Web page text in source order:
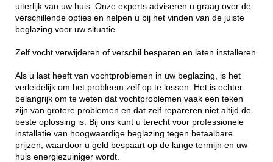
uiterlijk van uw huis. Onze experts adviseren u graag over de
verschillende opties en helpen u bij het vinden van de juiste
beglazing voor uw situatie.
Zelf vocht verwijderen of verschil besparen en laten installeren
Als u last heeft van vochtproblemen in uw beglazing, is het
verleidelijk om het probleem zelf op te lossen. Het is echter
belangrijk om te weten dat vochtproblemen vaak een teken
zijn van grotere problemen en dat zelf repareren niet altijd de
beste oplossing is. Bij ons kunt u terecht voor professionele
installatie van hoogwaardige beglazing tegen betaalbare
prijzen, waardoor u geld bespaart op de lange termijn en uw
huis energiezuiniger wordt.